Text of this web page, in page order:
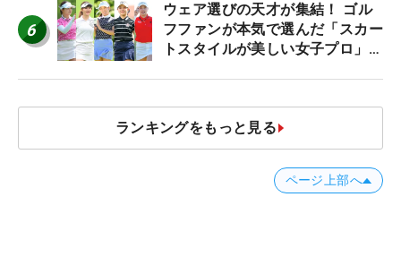
6
ウェア選びの天才が集結！ ゴル
フファンが本気で選んだ「スカー
トスタイルが美しい女子プロ」神
ランキングをもっと見る
ページ上部へ